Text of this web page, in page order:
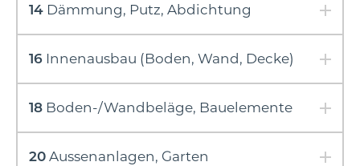
14 Dämmung, Putz, Abdichtung
16 Innenausbau (Boden, Wand, Decke)
18 Boden-/Wandbeläge, Bauelemente
20 Aussenanlagen, Garten